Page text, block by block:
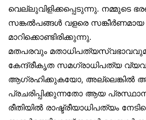
വെല്ലുവിളിക്കപ്പെടുന്നു. നമ്മുടെ
സങ്കൽപങ്ങൾ വളരെ സങ്കീർണമായ
മാറിക്കൊണ്ടിരിക്കുന്നു.
മതപരവും
കേന്ദ്രീകൃത സമഗ്രാധിപത്യ
ആഗ്രഹിക്കുകയോ, അല്ലെങ്കിൽ
പ്രചരിപ്പിക്കുന്നതോ ആയ
രീതിയിൽ രാഷ്ട്രീയാധിപത്യം